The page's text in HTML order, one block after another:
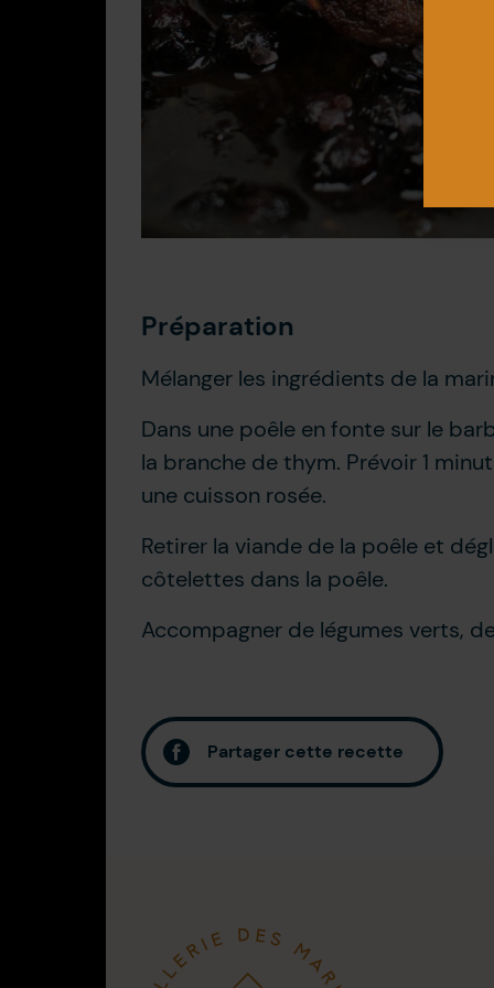
Préparation
Mélanger les ingrédients de la
Dans une poêle en fonte sur le
la branche de thym. Prévoir 1
une cuisson rosée.
Retirer la viande de la poêle et
côtelettes dans la poêle.
Accompagner de légumes verts,
Partager cette recette